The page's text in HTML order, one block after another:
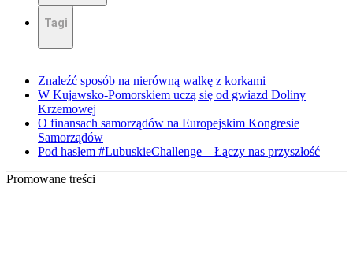
Tagi
Znaleźć sposób na nierówną walkę z korkami
W Kujawsko-Pomorskiem uczą się od gwiazd Doliny
Krzemowej
O finansach samorządów na Europejskim Kongresie
Samorządów
Pod hasłem #LubuskieChallenge – Łączy nas przyszłość
Promowane treści